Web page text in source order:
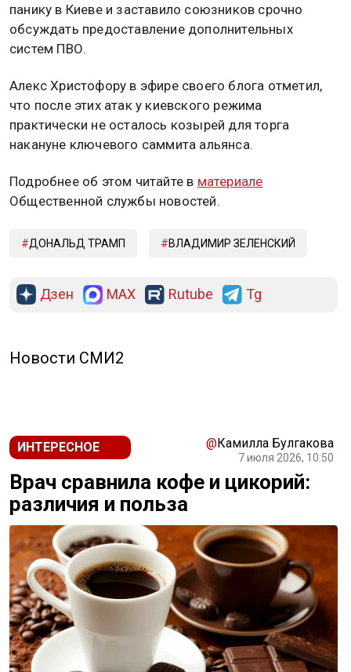
панику в Киеве и заставило союзников срочно
обсуждать предоставление дополнительных
систем ПВО.
Алекс Христофору в эфире своего блога отметил,
что после этих атак у киевского режима
практически не осталось козырей для торга
накануне ключевого саммита альянса.
Подробнее об этом читайте в материале
Общественной службы новостей.
ДОНАЛЬД ТРАМП ВЛАДИМИР ЗЕЛЕНСКИЙ
Дзен MAX Rutube Tg
Новости СМИ2
ИНТЕРЕСНОЕ @Камилла Булгакова
7 июля 2026, 10:50
Врач сравнила кофе и цикорий:
различия и польза